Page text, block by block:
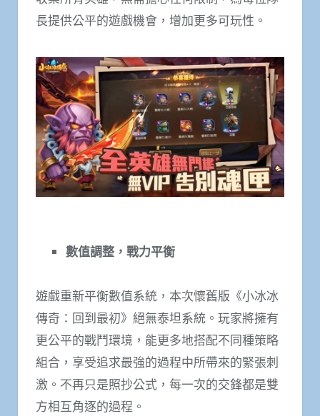
長提供公平的遊戲機會，增加更多可玩性。
數值調整，戰力平衡
遊戲重新平衡數值系統，本次懷舊版《小冰冰
傳奇：回到最初》絕無泰坦系統。玩家將擁有
更公平的戰鬥環境，能更多地搭配不同種策略
組合，享受追求最強的過程中所帶來的緊張刺
激。不再只是照抄公式，每一次的交鋒都是雙
方相互角逐的過程。